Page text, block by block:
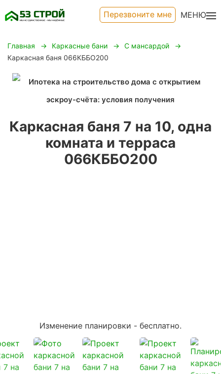
Перезвоните мне МЕНЮ
Главная Каркасные бани
С мансардой
Каркасная баня 066КББО200
Каркасная баня 7 на 10, одна
комната и терраса
066КББО200
Изменение планировки - бесплатно.